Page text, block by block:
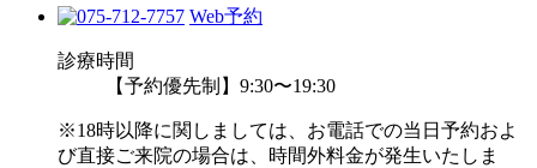
Web予約
診療時間
【予約優先制】9:30〜19:30
※18時以降に関しましては、お電話での当日予約およ
び直接ご来院の場合は、時間外料金が発生いたしま